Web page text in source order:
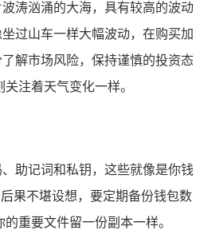
涛汹涌的大海，具有较高的波动
过山车一样大幅波动，在购买加
解市场风险，保持谨慎的投资态
注着天气变化一样。
助记词和私钥，这些就像是你钱
果不堪设想，要定期备份钱包数
重要文件留一份副本一样。